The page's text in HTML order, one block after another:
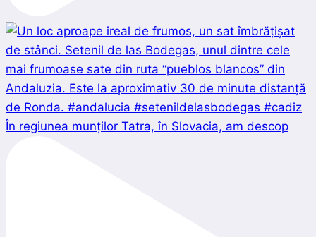
În regiunea munților Tatra, în Slovacia, am descop